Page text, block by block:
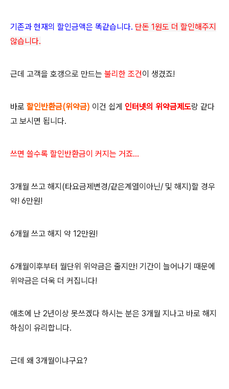
기존과 현재의 할인금액은 똑같습니다. 단돈 1원도 더 할인해주지
않습니다.
근데 고객을 호갱으로 만드는 불리한 조건이 생겼죠!
바로 할인반환금(위약금) 이건 쉽게 인터넷의 위약금제도랑 같다
고 보시면 됩니다.
쓰면 쓸수록 할인반환금이 커지는 거죠...
3개월 쓰고 해지(타요금제변경/같은계열이아닌/ 및 해지)할 경우
약! 6만원!
6개월 쓰고 해지 약 12만원!
6개월이후부터 월단위 위약금은 줄지만! 기간이 늘어나기 때문에
위약금은 더욱 더 커집니다!
애초에 난 2년이상 못쓰겠다 하시는 분은 3개월 지나고 바로 해지
하심이 유리합니다.
근데 왜 3개월이냐구요?